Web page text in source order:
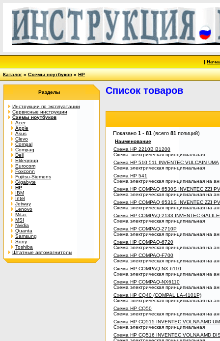
|
Каталог»Схемы ноутбуков»HP
Разделы
Инструкции по эксплуатации
Сервисные инструкции
Схемы ноутбуков
Acer
Apple
Asus
Clevo
Compal
Compaq
Dell
Elitegroup
Eurocom
Foxconn
Fujitsu-Siemens
Gigabyte
HP
IBM
Intel
Jetway
Lenovo
Mitac
MSI
Nvidia
Quanta
Samsung
Sony
Toshiba
Штатные автомагнитолы
Список товаров
Показано 1 - 81 (всего 81 позиций)
Наименование
Схема HP 2210B B1200
Схема электрическая принципиальная
Схема HP 510 511 INVENTEC VULCAIN UMA
Схема электрическая принципиальная
Схема HP 541
Схема электрическая принципиальная на
Схема HP COMPAQ 6530S INVENTEC ZZI
Схема электрическая принципиальная на
Схема HP COMPAQ 6531S INVENTEC ZZI
Схема электрическая принципиальная на
Схема HP COMPAQ-2133 INVENTEC
Схема электрическая принципиальная
Схема HP COMPAQ-2710P
Схема электрическая принципиальная на
Схема HP COMPAQ-6720
Схема электрическая принципиальная на
Схема HP COMPAQ-F700
Схема электрическая принципиальная на
Схема HP COMPAQ-NX-6110
Схема электрическая принципиальная на
Схема HP COMPAQ-NX6110
Схема электрическая принципиальная на
Схема HP CQ40 (COMPAL LA-4101P)
Схема электрическая принципиальная на
Схема HP CQ50
Схема электрическая принципиальная на
Схема HP CQ515 INVENTEC VOLNA AMD
Схема электрическая принципиальная
Схема HP CQ516 INVENTEC VOLNA AMD